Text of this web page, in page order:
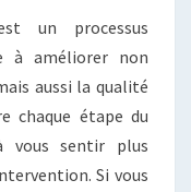
un processus
à améliorer non
aussi la qualité
chaque étape du
vous sentir plus
Si vous